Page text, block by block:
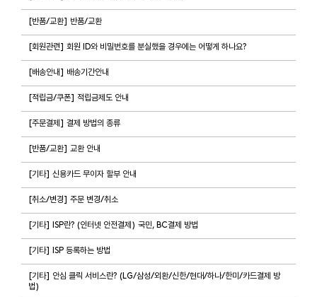
[반품/교환] 반품/교환
[회원관련] 회원 ID와 비밀번호를 분실했을 경우에는 어떻게 하나요?
[배송안내] 배송기간안내
[적립금/쿠폰] 적립금제도 안내
[주문결제] 결제 방법의 종류
[반품/교환] 교환 안내
[기타] 신용카드 무이자 할부 안내
[취소/변경] 주문 변경/취소
[기타] ISP란? (인터넷 안전결제) 국민, BC결제 방법
[기타] ISP 등록하는 방법
[기타] 안심 클릭 서비스란? (LG/삼성/외환/신한/현대/하나/한미/카드결제 방
법)